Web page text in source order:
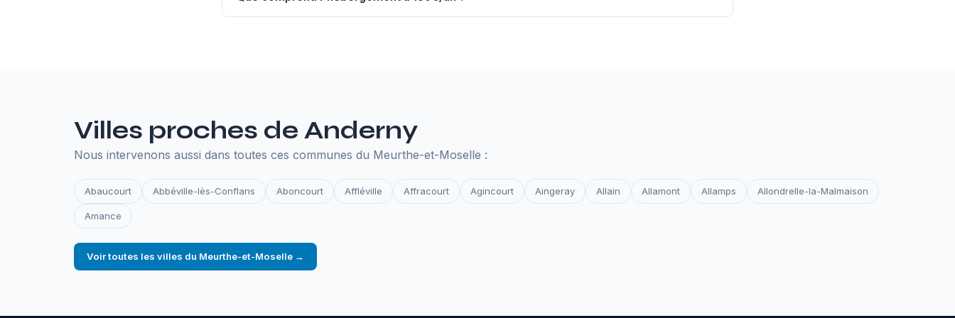
Villes proches de Anderny
Nous intervenons aussi dans toutes ces communes du Meurthe-et-Moselle :
Abaucourt Abbéville-lès-Conflans Aboncourt Affléville Affracourt Agincourt Aingeray Allain Allamont Allamps Allondrelle-la-Malmaison
Amance
Voir toutes les villes du Meurthe-et-Moselle →